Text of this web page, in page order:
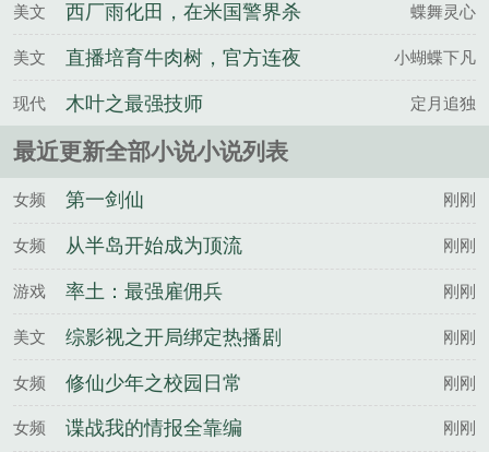
美文
西厂雨化田，在米国警界杀
疯了
蝶舞灵心
美文
直播培育牛肉树，官方连夜
上门
小蝴蝶下凡
现代 木叶之最强技师 定月追独
最近更新全部小说小说列表
女频 第一剑仙 刚刚
女频 从半岛开始成为顶流 刚刚
游戏 率土：最强雇佣兵 刚刚
美文 综影视之开局绑定热播剧 刚刚
女频 修仙少年之校园日常 刚刚
女频 谍战我的情报全靠编 刚刚